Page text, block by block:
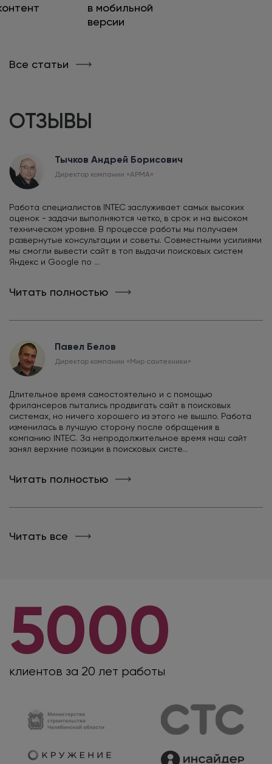
в мобильной
версии
Все статьи
ОТЗЫВЫ
Тычков Андрей Борисович
Директор компании «АРМА»
Работа специалистов INTEC заслуживает самых высоких
оценок - задачи выполняются четко, в срок и на высоком
техническом уровне. В процессе работы мы получаем
развернутые консультации и советы. Совместными усилиями
мы смогли вывести сайт в топ выдачи поисковых систем
Яндекс и Google по ...
Читать полностью
Павел Белов
Директор компании «Мир сантехники»
Длительное время самостоятельно и с помощью
фрилансеров пытались продвигать сайт в поисковых
системах, но ничего хорошего из этого не вышло. Работа
изменилась в лучшую сторону после обращения в
компанию INTEC. За непродолжительное время наш сайт
занял верхние позиции в поисковых систе...
Читать полностью
Читать все
5000
клиентов за 20 лет работы